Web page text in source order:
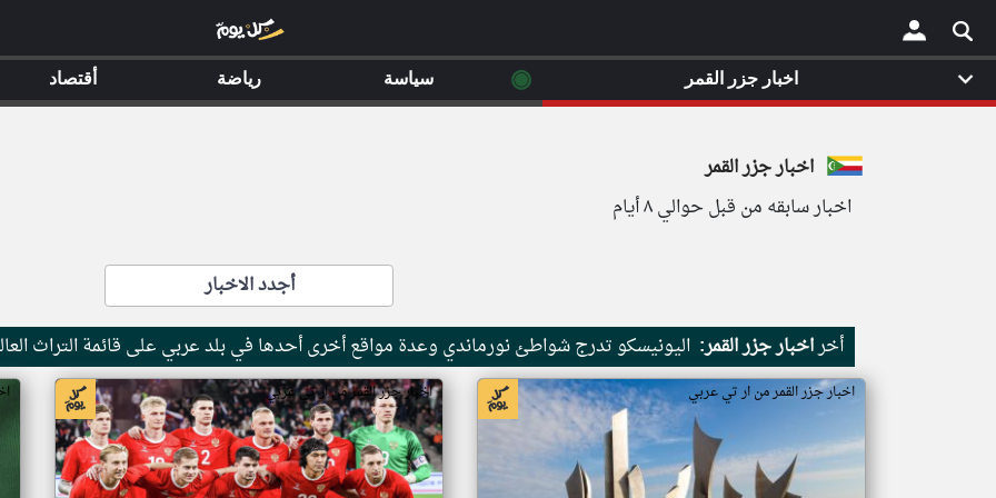
×
اخبار جزر القمر
اخبار سابقه من قبل حوالي ٨ أيام
أجدد الاخبار
أخراخبار جزر القمر: اليونيسكو تدرج شواطئ نورماندي وعدة مواقع أخرى أحدها في بلد عربي على قائمة التراث
اخبار جزر القمر من ار تي عربي اخبار جزر القمر من ار تي عربي
اخبار جزر القمر ◉ سياسة رياضة أقتصاد